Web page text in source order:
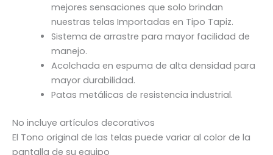
mejores sensaciones que solo brindan
nuestras telas Importadas en Tipo Tapiz.
Sistema de arrastre para mayor facilidad de
manejo.
Acolchada en espuma de alta densidad para
mayor durabilidad.
Patas metálicas de resistencia industrial.
No incluye artículos decorativos
El Tono original de las telas puede variar al color de la
pantalla de su equipo